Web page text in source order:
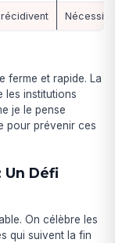
ferme et rapide. La
les institutions
je le pense
pour prévenir ces
Un Défi
On célèbre les
qui suivent la fin